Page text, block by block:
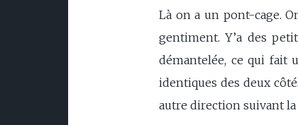
Là on a un pont-cage.
gentiment. Y’a des
démantelée, ce qui fait
identiques des deux
autre direction suivant